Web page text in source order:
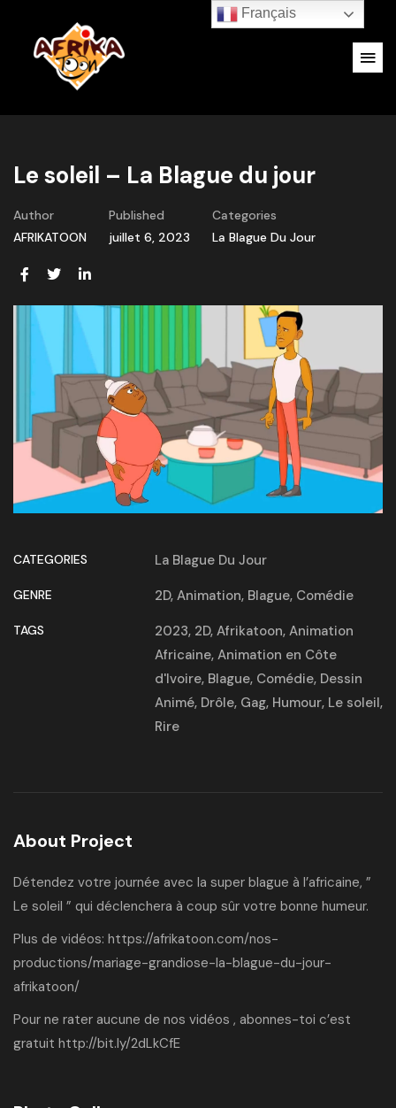
Le soleil – La Blague du jour
Author
AFRIKATOON
Published
juillet 6, 2023
Categories
La Blague Du Jour
CATEGORIES La Blague Du Jour
GENRE 2D, Animation, Blague, Comédie
TAGS 2023, 2D, Afrikatoon, Animation
Africaine, Animation en Côte
d'Ivoire, Blague, Comédie, Dessin
Animé, Drôle, Gag, Humour, Le soleil,
Rire
About Project
Détendez votre journée avec la super blague à l’africaine, ”
Le soleil ” qui déclenchera à coup sûr votre bonne humeur.
Plus de vidéos: https://afrikatoon.com/nos-
productions/mariage-grandiose-la-blague-du-jour-
afrikatoon/
Pour ne rater aucune de nos vidéos , abonnes-toi c’est
gratuit http://bit.ly/2dLkCfE
Français